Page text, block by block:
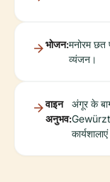
भोजन:मनोरम छत
व्यंजन।
वाइन
अनुभव:
अंगूर के